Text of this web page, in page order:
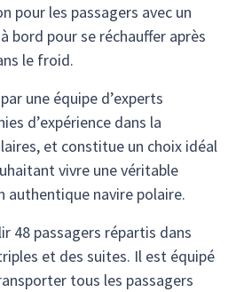
pour les passagers avec un
bord pour se réchauffer après
le froid.
une équipe d’experts
d’expérience dans la
et constitue un choix idéal
vivre une véritable
authentique navire polaire.
48 passagers répartis dans
et des suites. Il est équipé
tous les passagers